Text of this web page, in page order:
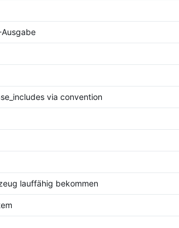
Ausgabe
via convention
lauffähig bekommen